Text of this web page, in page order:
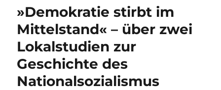
»Demokratie stirbt im
Mittelstand« – über zwei
Lokalstudien zur
Geschichte des
Nationalsozialismus